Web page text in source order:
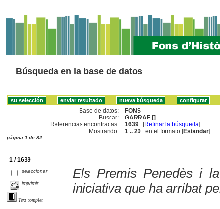
Búsqueda en la base de datos
Base de datos:
FONS
Buscar:
GARRAF []
Referencias encontradas:
1639 [Refinar la búsqueda]
Mostrando:
1 .. 20 en el formato [Estandar]
página 1 de 82
1 / 1639
seleccionar
imprimir
Text complet
Els Premis Penedès i
iniciativa que ha arribat